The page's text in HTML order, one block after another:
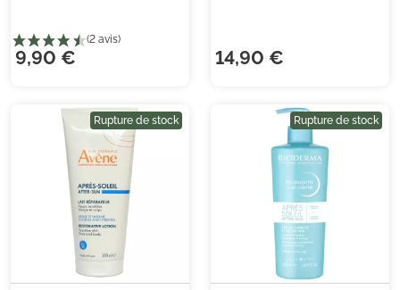
9,90 € 14,90 €
Rupture de stock Rupture de stock